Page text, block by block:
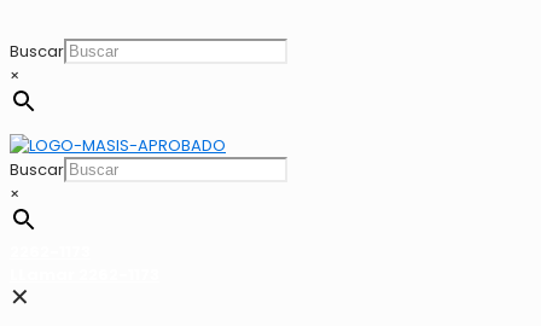
Buscar
×
Buscar
×
✕